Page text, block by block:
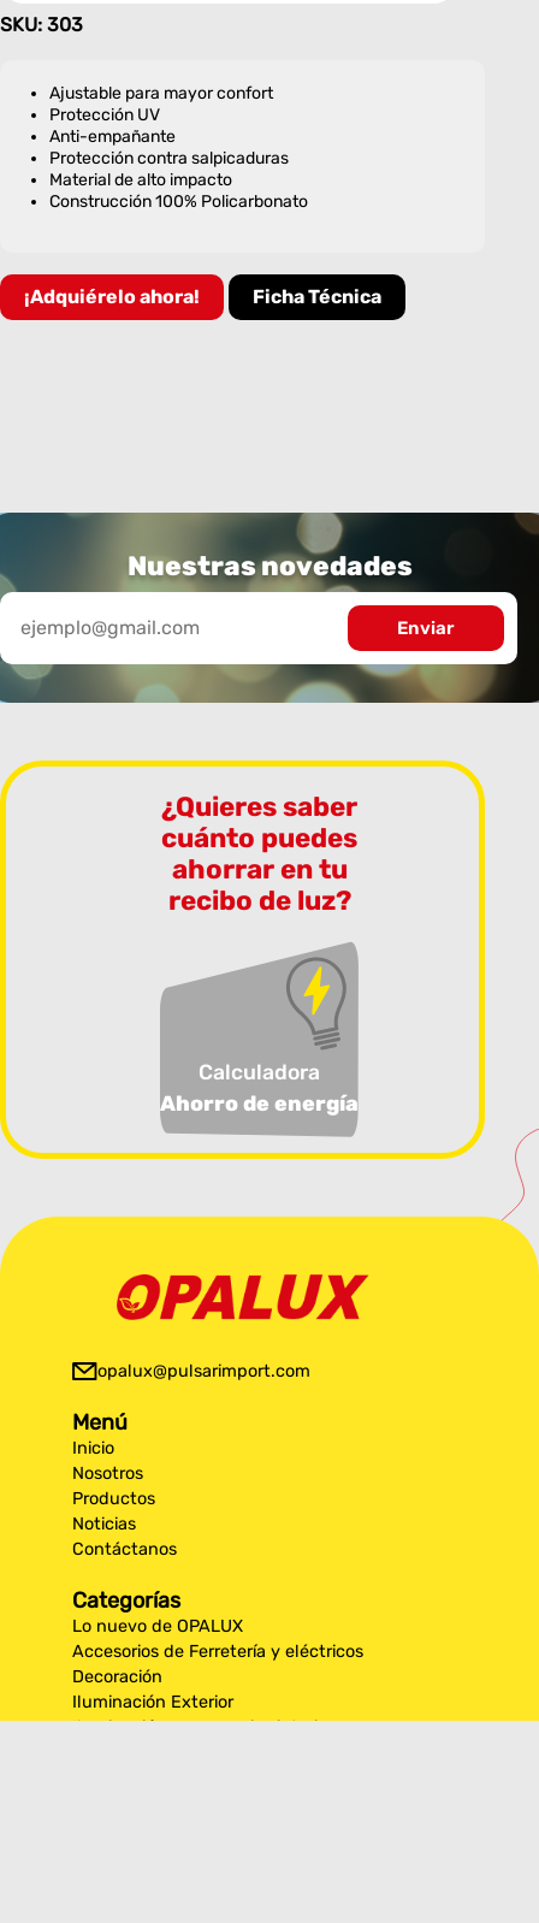
SKU: 303
Ajustable para mayor confort
Protección UV
Anti-empañante
Protección contra salpicaduras
Material de alto impacto
Construcción 100% Policarbonato
¡Adquiérelo ahora! Ficha Técnica
Nuestras novedades
¿Quieres saber
cuánto puedes
ahorrar en tu
recibo de luz?
Calculadora
Ahorro de energía
opalux@pulsarimport.com
Menú
Inicio
Nosotros
Productos
Noticias
Contáctanos
Categorías
Lo nuevo de OPALUX
Accesorios de Ferretería y eléctricos
Decoración
Iluminación Exterior
Iluminación por espacios interiores